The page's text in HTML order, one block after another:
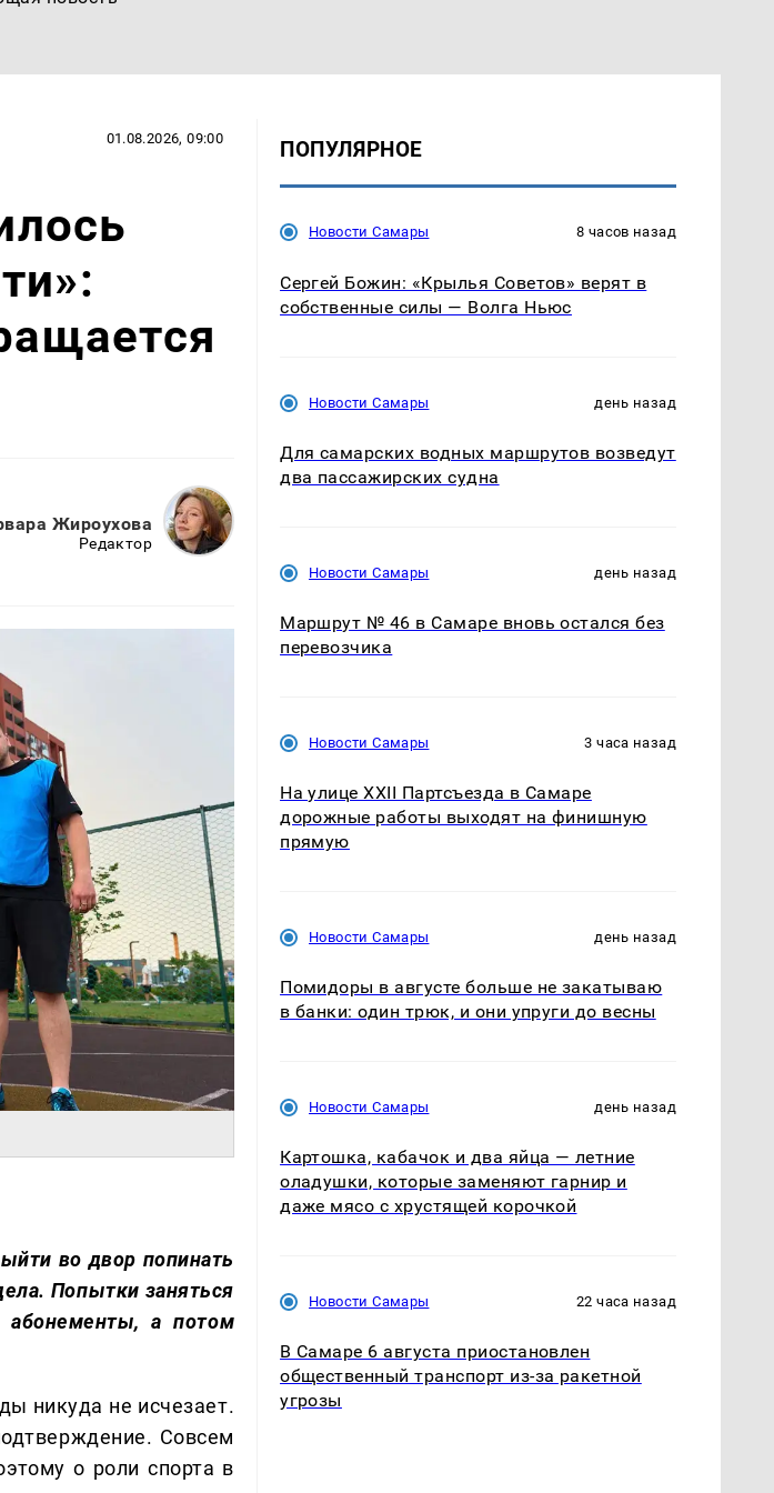
01.08.2026, 09:00
Жироухова
Редактор
во двор попинать
Попытки заняться
абонементы, а потом
никуда не исчезает.
Совсем
о роли спорта в
ПОПУЛЯРНОЕ
Новости Самары 8 часов назад
Сергей Божин: «Крылья Советов» верят в
собственные силы — Волга Ньюс
Новости Самары день назад
Для самарских водных маршрутов возведут
два пассажирских судна
Новости Самары день назад
Маршрут № 46 в Самаре вновь остался без
перевозчика
Новости Самары 3 часа назад
На улице XXII Партсъезда в Самаре
дорожные работы выходят на финишную
прямую
Новости Самары день назад
Помидоры в августе больше не закатываю
в банки: один трюк, и они упруги до весны
Новости Самары день назад
Картошка, кабачок и два яйца — летние
оладушки, которые заменяют гарнир и
даже мясо с хрустящей корочкой
Новости Самары 22 часа назад
В Самаре 6 августа приостановлен
общественный транспорт из-за ракетной
угрозы